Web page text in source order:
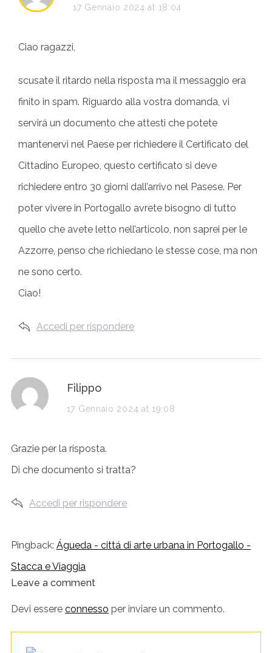
a
s
17 Gennaio 2024 at 18:04
Ciao ragazzi,
scusate il ritardo nella risposta ma il messaggio era
finito in spam. Riguardo alla vostra domanda, vi
servirá un documento che attesti che potete
mantenervi nel Paese per richiedere il Certificato del
Cittadino Europeo, questo certificato si deve
richiedere entro 30 giorni dall’arrivo nel Pasese. Per
poter vivere in Portogallo avrete bisogno di tutto
quello che avete letto nell’articolo, non saprei per le
Azzorre, penso che richiedano le stesse cose, ma non
ne sono certo.
Ciao!
Accedi per rispondere
s
a
s
:
Filippo
17 Gennaio 2024 at 19:08
Grazie per la risposta.
Di che documento si tratta?
Accedi per rispondere
Pingback: Águeda - cittá di arte urbana in Portogallo -
Stacca e Viaggia
L
e
a
Leave a comment
Devi essere connesso per inviare un commento.